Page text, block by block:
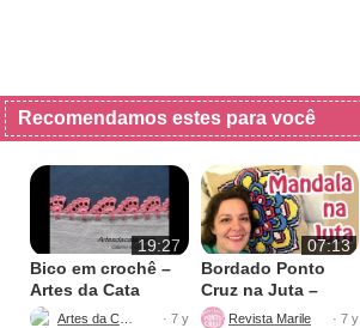
Recomendamos estes para você
19:27
Bico em crochê –
Artes da Cata
· 7 y
07:13
Bordado Ponto
Cruz na Juta –
Fácil de Fazer
· 7 y